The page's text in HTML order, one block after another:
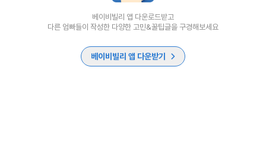
베이비빌리 앱 다운로드받고
다른 엄빠들이 작성한 다양한 고민&꿀팁글을 구경해보세요
베이비빌리 앱 다운받기